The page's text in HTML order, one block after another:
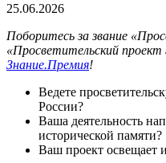
25.06.2026
Поборитесь за звание
«Просветительский проект
Знание.Премия!
Ведете
России?
Ваша деятельность
исторической памяти?
Ваш проект освещает